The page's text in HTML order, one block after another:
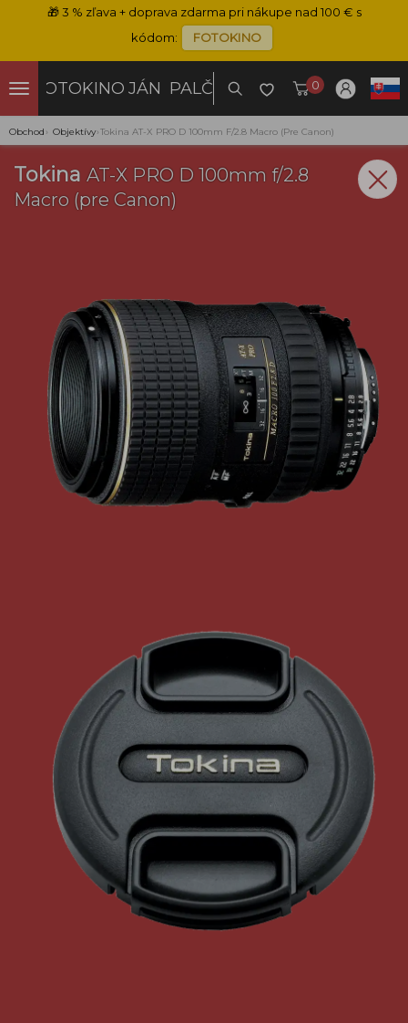
🎁3 % zľava + doprava zdarma pri nákupe nad 100 € s
kódom:
FOTOKINO
FOTOKINO JÁN PALČO 0
Obchod › Objektívy›Tokina AT-X PRO D 100mm F/2.8 Macro (pre Canon)
Tokina AT-X PRO D 100mm f/2.8
Macro (pre Canon)